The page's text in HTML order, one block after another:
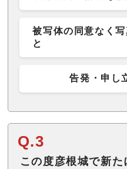
被写体の同意なく
と
告発・申し
Q.3
この度彦根城で新